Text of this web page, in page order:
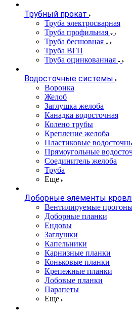
Трубный прокат
Труба электросварная
Труба профильная
Труба бесшовная
Труба ВГП
Труба оцинкованная
Водосточные системы
Воронка
Желоб
Заглушка желоба
Канадка водосточная
Колено трубы
Крепление желоба
Пластиковые
Прямоугольные
Соединитель желоба
Труба
Еще
Доборные элементы
Вентилируемые
Доборные планки
Ендовы
Заглушки
Капельники
Карнизные планки
Коньковые планки
Крепежные планки
Лобовые планки
Парапеты
Еще